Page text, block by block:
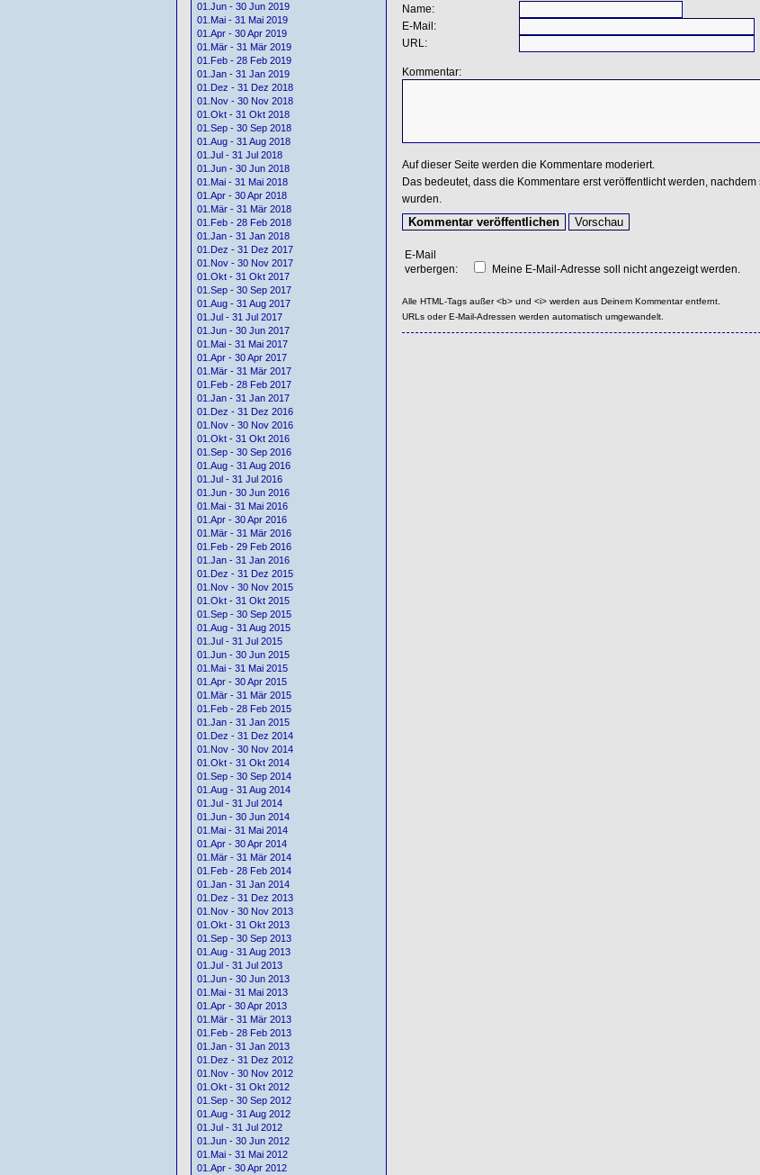
01.Jun - 30 Jun 2019
01.Mai - 31 Mai 2019
01.Apr - 30 Apr 2019
01.Mär - 31 Mär 2019
01.Feb - 28 Feb 2019
01.Jan - 31 Jan 2019
01.Dez - 31 Dez 2018
01.Nov - 30 Nov 2018
01.Okt - 31 Okt 2018
01.Sep - 30 Sep 2018
01.Aug - 31 Aug 2018
01.Jul - 31 Jul 2018
01.Jun - 30 Jun 2018
01.Mai - 31 Mai 2018
01.Apr - 30 Apr 2018
01.Mär - 31 Mär 2018
01.Feb - 28 Feb 2018
01.Jan - 31 Jan 2018
01.Dez - 31 Dez 2017
01.Nov - 30 Nov 2017
01.Okt - 31 Okt 2017
01.Sep - 30 Sep 2017
01.Aug - 31 Aug 2017
01.Jul - 31 Jul 2017
01.Jun - 30 Jun 2017
01.Mai - 31 Mai 2017
01.Apr - 30 Apr 2017
01.Mär - 31 Mär 2017
01.Feb - 28 Feb 2017
01.Jan - 31 Jan 2017
01.Dez - 31 Dez 2016
01.Nov - 30 Nov 2016
01.Okt - 31 Okt 2016
01.Sep - 30 Sep 2016
01.Aug - 31 Aug 2016
01.Jul - 31 Jul 2016
01.Jun - 30 Jun 2016
01.Mai - 31 Mai 2016
01.Apr - 30 Apr 2016
01.Mär - 31 Mär 2016
01.Feb - 29 Feb 2016
01.Jan - 31 Jan 2016
01.Dez - 31 Dez 2015
01.Nov - 30 Nov 2015
01.Okt - 31 Okt 2015
01.Sep - 30 Sep 2015
01.Aug - 31 Aug 2015
01.Jul - 31 Jul 2015
01.Jun - 30 Jun 2015
01.Mai - 31 Mai 2015
01.Apr - 30 Apr 2015
01.Mär - 31 Mär 2015
01.Feb - 28 Feb 2015
01.Jan - 31 Jan 2015
01.Dez - 31 Dez 2014
01.Nov - 30 Nov 2014
01.Okt - 31 Okt 2014
01.Sep - 30 Sep 2014
01.Aug - 31 Aug 2014
01.Jul - 31 Jul 2014
01.Jun - 30 Jun 2014
01.Mai - 31 Mai 2014
01.Apr - 30 Apr 2014
01.Mär - 31 Mär 2014
01.Feb - 28 Feb 2014
01.Jan - 31 Jan 2014
01.Dez - 31 Dez 2013
01.Nov - 30 Nov 2013
01.Okt - 31 Okt 2013
01.Sep - 30 Sep 2013
01.Aug - 31 Aug 2013
01.Jul - 31 Jul 2013
01.Jun - 30 Jun 2013
01.Mai - 31 Mai 2013
01.Apr - 30 Apr 2013
01.Mär - 31 Mär 2013
01.Feb - 28 Feb 2013
01.Jan - 31 Jan 2013
01.Dez - 31 Dez 2012
01.Nov - 30 Nov 2012
01.Okt - 31 Okt 2012
01.Sep - 30 Sep 2012
01.Aug - 31 Aug 2012
01.Jul - 31 Jul 2012
01.Jun - 30 Jun 2012
01.Mai - 31 Mai 2012
01.Apr - 30 Apr 2012
Name:
E-Mail:
URL:
Kommentar:
Auf dieser Seite werden die Kommentare moderiert.
Das bedeutet, dass die Kommentare erst veröffentlicht werden,
wurden.
E-Mail
verbergen:
Meine E-Mail-Adresse soll nicht angezeigt werden.
Alle HTML-Tags außer <b> und <i> werden aus Deinem Kommentar entfernt.
URLs oder E-Mail-Adressen werden automatisch umgewandelt.